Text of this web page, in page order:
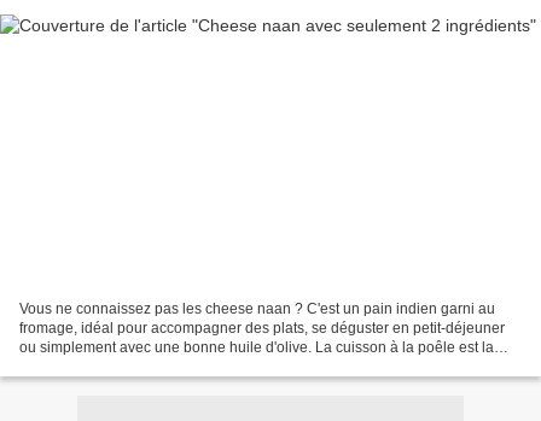
Vous ne connaissez pas les cheese naan ? C'est un pain indien garni au
fromage, idéal pour accompagner des plats, se déguster en petit-déjeuner
ou simplement avec une bonne huile d'olive. La cuisson à la poêle est la